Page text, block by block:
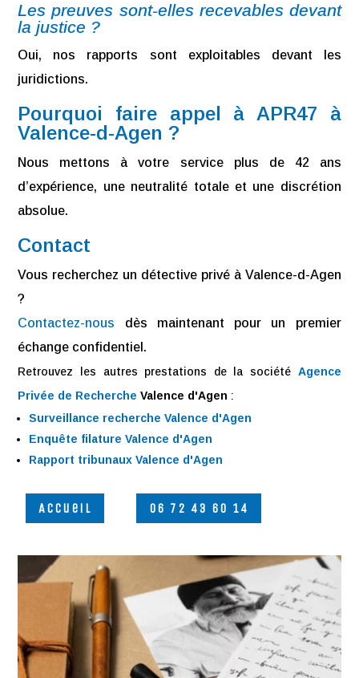
Les preuves sont-elles recevables devant
la justice ?
Oui, nos rapports sont exploitables devant les
juridictions.
Pourquoi faire appel à APR47 à
Valence-d-Agen ?
Nous mettons à votre service plus de 42 ans
d’expérience, une neutralité totale et une discrétion
absolue.
Contact
Vous recherchez un détective privé à Valence-d-Agen
?
Contactez-nous dès maintenant pour un premier
échange confidentiel.
Retrouvez les autres prestations de la société Agence
Privée de Recherche Valence d'Agen :
Surveillance recherche Valence d'Agen
Enquête filature Valence d'Agen
Rapport tribunaux Valence d'Agen
Accueil 06 72 43 60 14